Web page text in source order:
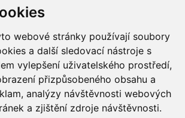
webové stránky používají soubory
a další sledovací nástroje s
vylepšení uživatelského prostředí,
přizpůsobeného obsahu a
analýzy návštěvnosti webových
a zjištění zdroje návštěvnosti.
537 01 Chrudim
DIČ: CZ06890393
Provozovna:
Zaječice 351, 538 35 Zaječice
ProfiBAU Chrudim, s.r.o. | Vytvořil Erzasoft